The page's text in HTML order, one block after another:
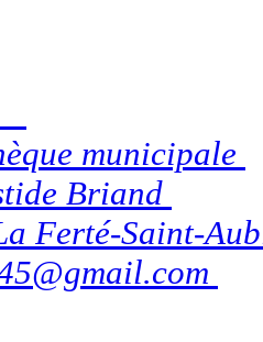
municipale
Briand
Ferté-Saint-